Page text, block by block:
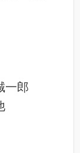
一郎